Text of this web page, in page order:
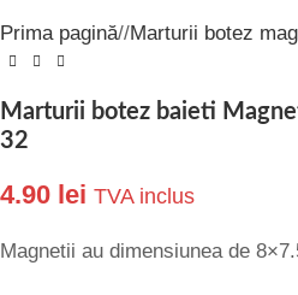
Prima pagină/ Marturii botez
Marturii botez baieti
32
4.90 lei TVA inclus
Magnetii au dimensiunea de